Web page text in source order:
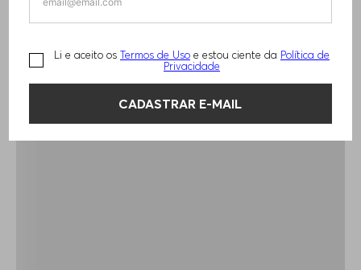
Li e aceito os Termos de Uso e estou ciente da Política de
Privacidade
CADASTRAR E-MAIL